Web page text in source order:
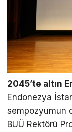
2045’te altın
Endonezya
sempozyumun
BUÜ Rektörü